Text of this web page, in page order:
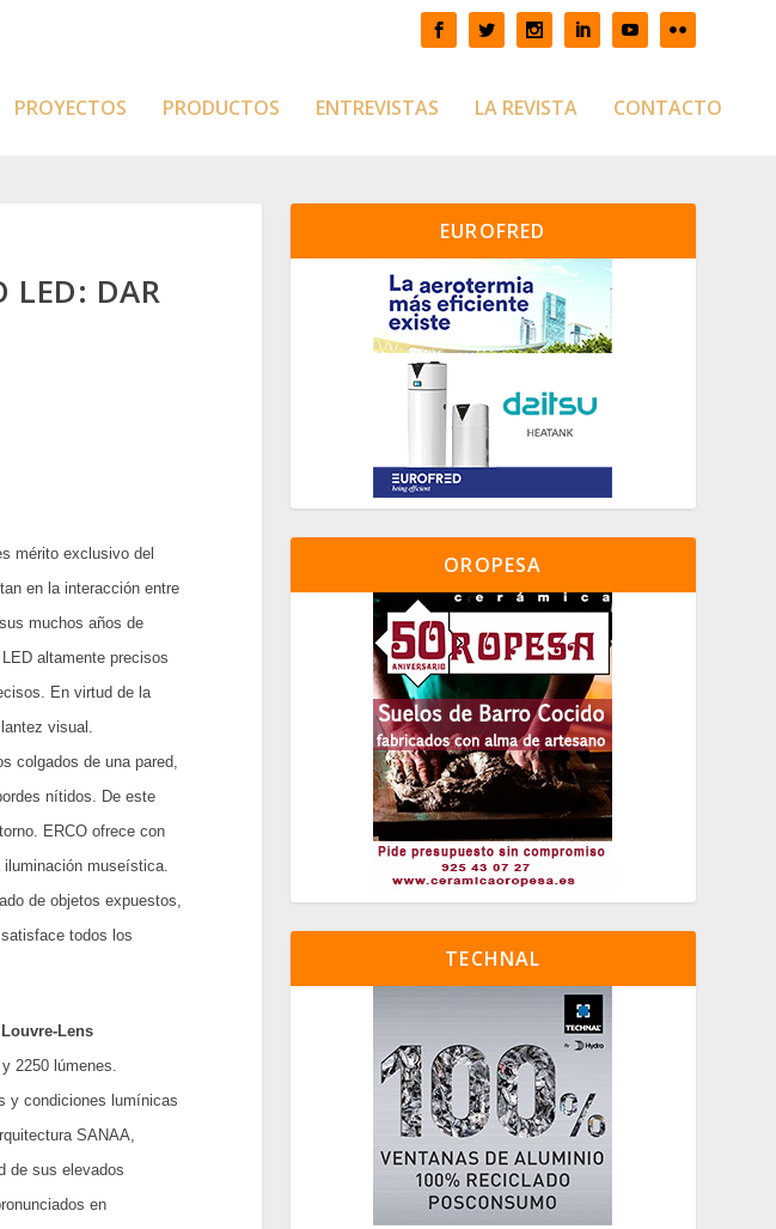
PROYECTOS PRODUCTOS ENTREVISTAS LA REVISTA CONTACTO
LED: DAR
mérito exclusivo del
en la interacción entre
muchos años de
altamente precisos
En virtud de la
visual.
colgados de una pared,
nítidos. De este
ERCO ofrece con
museística.
de objetos expuestos,
todos los
Lens
2250 lúmenes.
y condiciones lumínicas
SANAA,
de sus elevados
en
EUROFRED
OROPESA
TECHNAL